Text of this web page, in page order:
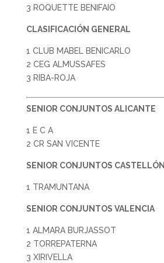
3 ROQUETTE BENIFAIO
CLASIFICACIÓN GENERAL
1 CLUB MABEL BENICARLO
2 CEG ALMUSSAFES
3 RIBA-ROJA
SENIOR CONJUNTOS ALICANTE
1 E C A
2 CR SAN VICENTE
SENIOR CONJUNTOS CASTELLÓN
1 TRAMUNTANA
SENIOR CONJUNTOS VALENCIA
1 ALMARA BURJASSOT
2 TORREPATERNA
3 XIRIVELLA